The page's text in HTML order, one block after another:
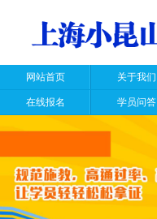
网站首页 关于我们
在线报名 学员问答